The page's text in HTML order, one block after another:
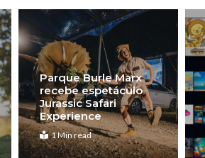
Parque Burle Marx
recebe espetáculo
Jurassic Safari
Experience
1 Min read